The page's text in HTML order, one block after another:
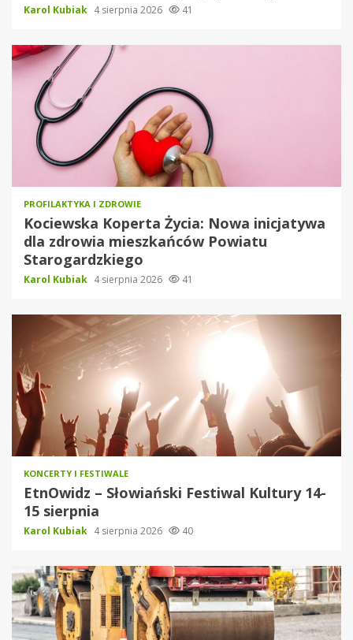
Karol Kubiak 4 sierpnia 2026 41
PROFILAKTYKA I ZDROWIE
Kociewska Koperta Życia: Nowa inicjatywa
dla zdrowia mieszkańców Powiatu
Starogardzkiego
Karol Kubiak 4 sierpnia 2026 41
KONCERTY I FESTIWALE
EtnOwidz – Słowiański Festiwal Kultury 14-
15 sierpnia
Karol Kubiak 4 sierpnia 2026 40